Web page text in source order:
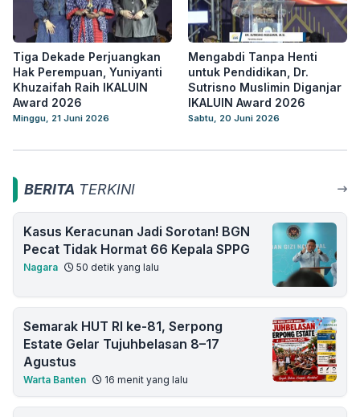
Tiga Dekade Perjuangkan
Hak Perempuan, Yuniyanti
Khuzaifah Raih IKALUIN
Award 2026
Minggu, 21 Juni 2026
Mengabdi Tanpa Henti
untuk Pendidikan, Dr.
Sutrisno Muslimin Diganjar
IKALUIN Award 2026
Sabtu, 20 Juni 2026
BERITA TERKINI
Kasus Keracunan Jadi Sorotan! BGN
Pecat Tidak Hormat 66 Kepala SPPG
Nagara 50 detik yang lalu
Semarak HUT RI ke-81, Serpong
Estate Gelar Tujuhbelasan 8–17
Agustus
Warta Banten 16 menit yang lalu